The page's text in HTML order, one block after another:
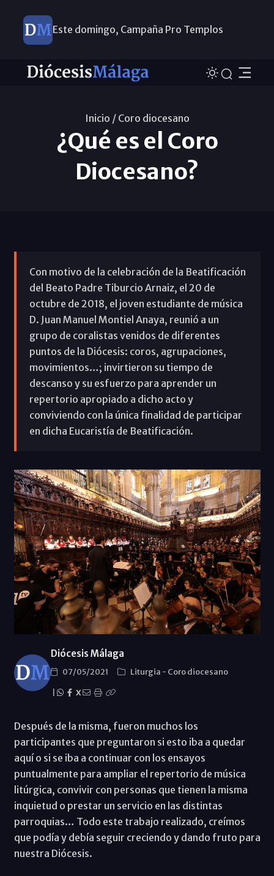
Este domingo, Campaña Pro Templos
Inicio / Coro diocesano
¿Qué es el Coro
Diocesano?
Con motivo de la celebración de la Beatificación
del Beato Padre Tiburcio Arnaiz, el 20 de
octubre de 2018, el joven estudiante de música
D. Juan Manuel Montiel Anaya, reunió a un
grupo de coralistas venidos de diferentes
puntos de la Diócesis: coros, agrupaciones,
movimientos…; invirtieron su tiempo de
descanso y su esfuerzo para aprender un
repertorio apropiado a dicho acto y
conviviendo con la única finalidad de participar
en dicha Eucaristía de Beatificación.
Diócesis Málaga
07/05/2021 Liturgia - Coro diocesano
X
Después de la misma, fueron muchos los
participantes que preguntaron si esto iba a quedar
aquí o si se iba a continuar con los ensayos
puntualmente para ampliar el repertorio de música
litúrgica, convivir con personas que tienen la misma
inquietud o prestar un servicio en las distintas
parroquias… Todo este trabajo realizado, creímos
que podía y debía seguir creciendo y dando fruto para
nuestra Diócesis.